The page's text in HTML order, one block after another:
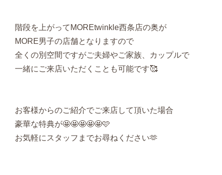
階段を上がってMOREtwinkle西条店の奥が
MORE男子の店舗となりますので
全くの別空間ですがご夫婦やご家族、カップルで
一緒にご来店いただくことも可能です🥰
お客様からのご紹介でご来店して頂いた場合
豪華な特典が🤩🤩🤩🤩🤩🩷
お気軽にスタッフまでお尋ねください🫶